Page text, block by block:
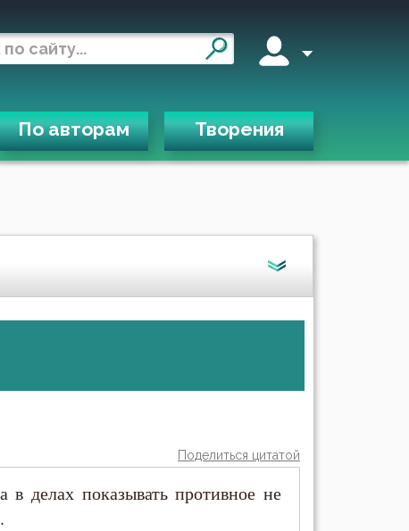
По авторам Творения
Поделиться цитатой
в делах показывать противное не